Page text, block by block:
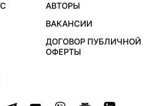
АВТОРЫ
ВАКАНСИИ
ДОГОВОР ПУБЛИЧНОЙ
ОФЕРТЫ